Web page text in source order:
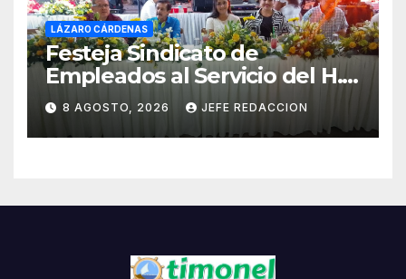
LÁZARO CÁRDENAS
Festeja Sindicato de
Empleados al Servicio del H.
Ayuntamiento de LZC Día del
Empleado Municipal
8 AGOSTO, 2026 JEFE REDACCION